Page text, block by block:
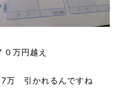
万円越え
万 引かれるんですね